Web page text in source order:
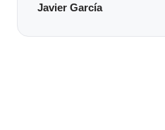
Javier García